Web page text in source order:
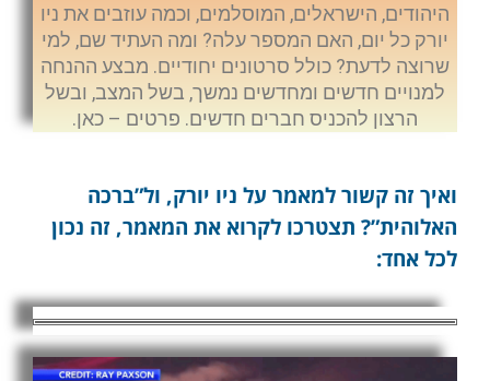
היהודים, הישראלים, המוסלמים, וכמה עוזבים את ניו
יורק כל יום, האם המספר עלה? ומה העתיד שם, למי
שרוצה לדעת? כולל סרטונים יחודיים. מבצע ההנחה
למנויים חדשים ומחדשים נמשך, בשל המצב, ובשל
הרצון להכניס חברים חדשים. פרטים – כאן.
ואיך זה קשור למאמר על ניו יורק, ול”ברכה
האלוהית”? תצטרכו לקרוא את המאמר, זה נכון
לכל אחד: